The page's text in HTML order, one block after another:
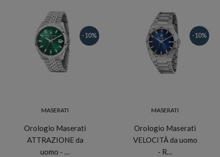
-10%
MASERATI
Orologio Maserati
ATTRAZIONE da
uomo - …
-10%
MASERATI
Orologio Maserati
VELOCITÀ da uomo
- R…